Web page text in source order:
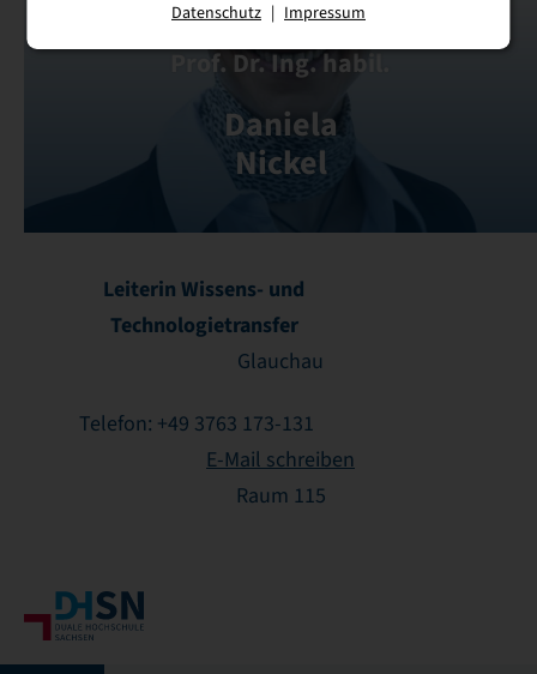
Prof. Dr. Ing. habil.
Daniela
Nickel
Leiterin Wissens- und
Technologietransfer
Glauchau
Telefon: +49 3763 173-131
E-Mail schreiben
Raum 115
Datenschutz | Impressum